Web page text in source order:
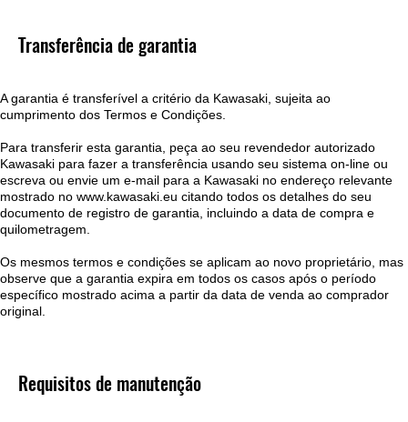
Transferência de garantia
A garantia é transferível a critério da Kawasaki, sujeita ao
cumprimento dos Termos e Condições.
Para transferir esta garantia, peça ao seu revendedor autorizado
Kawasaki para fazer a transferência usando seu sistema on-line ou
escreva ou envie um e-mail para a Kawasaki no endereço relevante
mostrado no www.kawasaki.eu citando todos os detalhes do seu
documento de registro de garantia, incluindo a data de compra e
quilometragem.
Os mesmos termos e condições se aplicam ao novo proprietário, mas
observe que a garantia expira em todos os casos após o período
específico mostrado acima a partir da data de venda ao comprador
original.
Requisitos de manutenção